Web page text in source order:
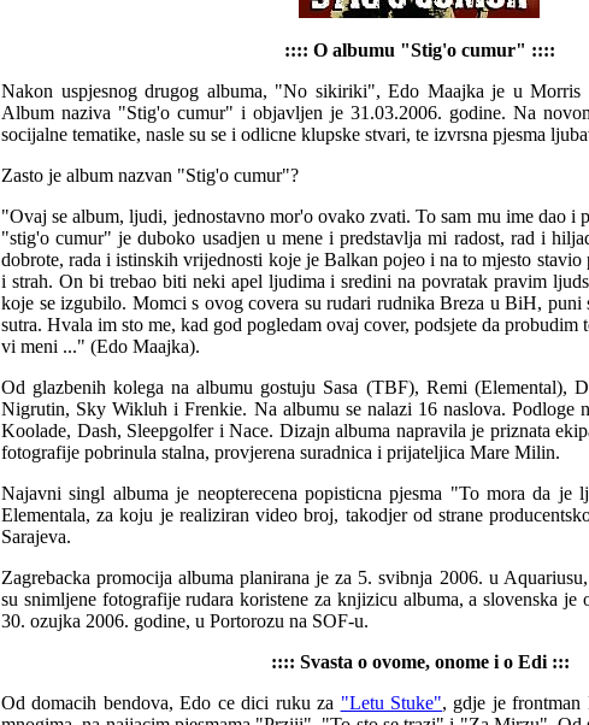
:::: O albumu "Stig'o cumur" ::::
Nakon uspjesnog drugog albuma, "No sikiriki", Edo Maajka je u
Album naziva "Stig'o cumur" i objavljen je 31.03.2006. godine. Na
socijalne tematike, nasle su se i odlicne klupske stvari, te izvrsna pjesma
Zasto je album nazvan "Stig'o cumur"?
"Ovaj se album, ljudi, jednostavno mor'o ovako zvati. To sam mu ime dao i
"stig'o cumur" je duboko usadjen u mene i predstavlja mi radost, rad i
dobrote, rada i istinskih vrijednosti koje je Balkan pojeo i na to mjesto
i strah. On bi trebao biti neki apel ljudima i sredini na povratak pravim
koje se izgubilo. Momci s ovog covera su rudari rudnika Breza u BiH,
sutra. Hvala im sto me, kad god pogledam ovaj cover, podsjete da
vi meni ..." (Edo Maajka).
Od glazbenih kolega na albumu gostuju Sasa (TBF), Remi (Elemental),
Nigrutin, Sky Wikluh i Frenkie. Na albumu se nalazi 16 naslova. Podloge
Koolade, Dash, Sleepgolfer i Nace. Dizajn albuma napravila je priznata
fotografije pobrinula stalna, provjerena suradnica i prijateljica Mare Milin.
Najavni singl albuma je neopterecena popisticna pjesma "To mora da
Elementala, za koju je realiziran video broj, takodjer od strane
Sarajeva.
Zagrebacka promocija albuma planirana je za 5. svibnja 2006. u
su snimljene fotografije rudara koristene za knjizicu albuma, a slovenska je
30. ozujka 2006. godine, u Portorozu na SOF-u.
:::: Svasta o ovome, onome i o Edi :::
Od domacih bendova, Edo ce dici ruku za "Letu Stuke", gdje je